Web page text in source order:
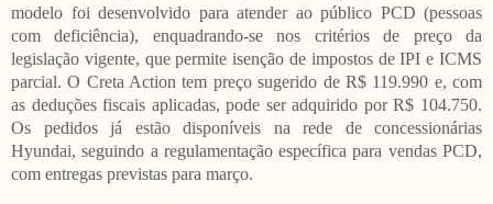
modelo foi desenvolvido para atender ao público PCD (pessoas
com deficiência), enquadrando-se nos critérios de preço da
legislação vigente, que permite isenção de impostos de IPI e ICMS
parcial. O Creta Action tem preço sugerido de R$ 119.990 e, com
as deduções fiscais aplicadas, pode ser adquirido por R$ 104.750.
Os pedidos já estão disponíveis na rede de concessionárias
Hyundai, seguindo a regulamentação específica para vendas PCD,
com entregas previstas para março.